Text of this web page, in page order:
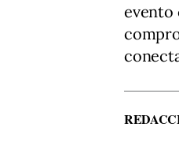
evento